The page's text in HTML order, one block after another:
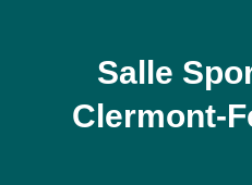
Salle
Clermont-